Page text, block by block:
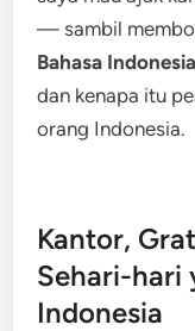
— sambil
Bahasa
dan kenapa itu
orang Indonesia.
Kantor,
Sehari-hari
Indonesia